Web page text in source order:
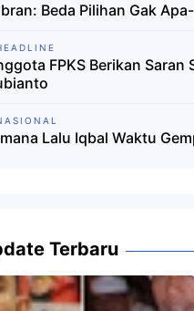
Beda Pilihan Gak
FPKS Berikan
Lalu Iqbal Waktu
Terbaru